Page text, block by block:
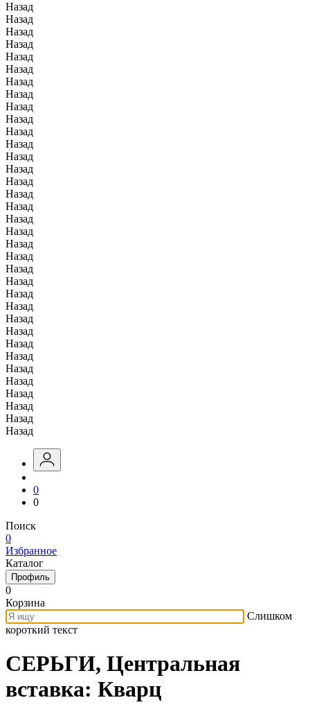
Назад
Назад
Назад
Назад
Назад
Назад
Назад
Назад
Назад
Назад
Назад
Назад
Назад
Назад
Назад
Назад
Назад
Назад
Назад
Назад
Назад
Назад
Назад
Назад
Назад
Назад
Назад
Назад
Назад
Назад
Назад
Назад
Назад
Назад
Назад
0
0
Поиск
0
Избранное
Каталог
Профиль
0
Корзина
Слишком
короткий текст
СЕРЬГИ, Центральная
вставка: Кварц